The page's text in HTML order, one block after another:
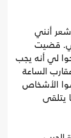
أنني
قضيت
لي أنه يجب
الساعة
الأشخاص
يتلقى